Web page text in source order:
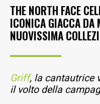
THE NORTH FACE
ICONICA GIACCA DA
NUOVISSIMA
Griff, la cantautrice
il volto della